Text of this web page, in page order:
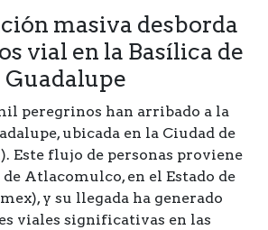
masiva desborda
vial en la Basílica de
Guadalupe
peregrinos han arribado a la
ubicada en la Ciudad de
Este flujo de personas proviene
Atlacomulco, en el Estado de
y su llegada ha generado
viales significativas en las